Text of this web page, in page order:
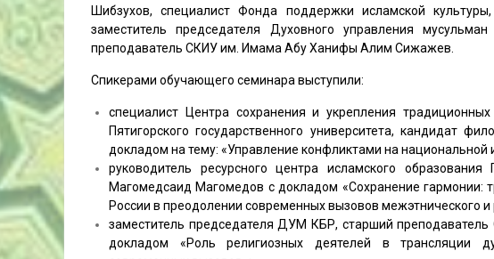
Шибзухов, специалист Фонда поддержки исламской
заместитель председателя Духовного управления
преподаватель СКИУ им. Имама Абу Ханифы Алим Сижажев.
Спикерами обучающего семинара выступили:
специалист Центра сохранения и укрепления
Пятигорского государственного университета, кандидат
докладом на тему: «Управление конфликтами на национальной
руководитель ресурсного центра исламского
Магомедсаид Магомедов с докладом «Сохранение гармонии:
России в преодолении современных вызовов межэтнического и
заместитель председателя ДУМ КБР, старший
докладом «Роль религиозных деятелей в трансляции